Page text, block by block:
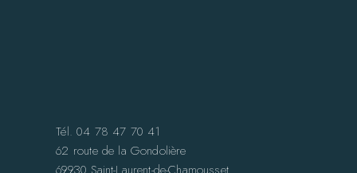
Tél. 04 78 47 70 41
62 route de la Gondolière